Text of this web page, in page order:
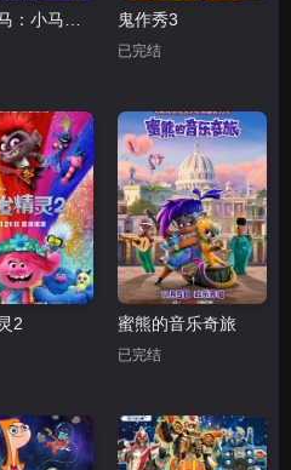
鬼作秀3
已完结
2 蜜熊的音乐奇旅
已完结